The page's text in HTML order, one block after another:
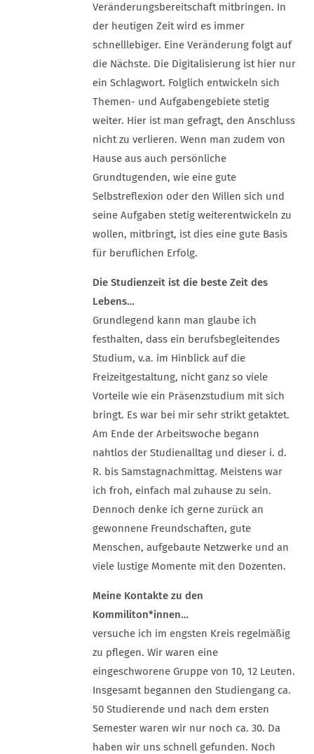
Veränderungsbereitschaft mitbringen. In
der heutigen Zeit wird es immer
schnelllebiger. Eine Veränderung folgt auf
die Nächste. Die Digitalisierung ist hier nur
ein Schlagwort. Folglich entwickeln sich
Themen- und Aufgabengebiete stetig
weiter. Hier ist man gefragt, den Anschluss
nicht zu verlieren. Wenn man zudem von
Hause aus auch persönliche
Grundtugenden, wie eine gute
Selbstreflexion oder den Willen sich und
seine Aufgaben stetig weiterentwickeln zu
wollen, mitbringt, ist dies eine gute Basis
für beruflichen Erfolg.
Die Studienzeit ist die beste Zeit des
Lebens…
Grundlegend kann man glaube ich
festhalten, dass ein berufsbegleitendes
Studium, v.a. im Hinblick auf die
Freizeitgestaltung, nicht ganz so viele
Vorteile wie ein Präsenzstudium mit sich
bringt. Es war bei mir sehr strikt getaktet.
Am Ende der Arbeitswoche begann
nahtlos der Studienalltag und dieser i. d.
R. bis Samstagnachmittag. Meistens war
ich froh, einfach mal zuhause zu sein.
Dennoch denke ich gerne zurück an
gewonnene Freundschaften, gute
Menschen, aufgebaute Netzwerke und an
viele lustige Momente mit den Dozenten.
Meine Kontakte zu den
Kommiliton*innen…
versuche ich im engsten Kreis regelmäßig
zu pflegen. Wir waren eine
eingeschworene Gruppe von 10, 12 Leuten.
Insgesamt begannen den Studiengang ca.
50 Studierende und nach dem ersten
Semester waren wir nur noch ca. 30. Da
haben wir uns schnell gefunden. Noch